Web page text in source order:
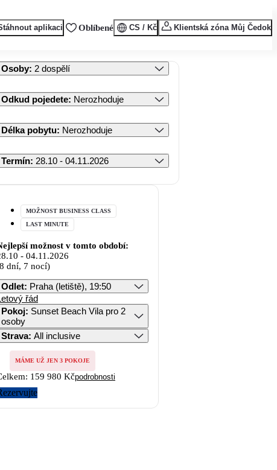
aplikaci Oblíbené CS / Kč Klientská zóna Můj Čedok
Osoby: 2 dospělí
Odkud pojedete: Nerozhoduje
Délka pobytu: Nerozhoduje
Termín: 28.10 - 04.11.2026
MOŽNOST BUSINESS CLASS
LAST MINUTE
možnost v tomto období:
- 04.11.2026
dní, 7 nocí)
Odlet: Praha (letiště), 19:50
řád
Pokoj: Sunset Beach Vila pro 2
osoby
Strava: All inclusive
MÁME UŽ JEN 3 POKOJE
159 980 Kčpodrobnosti